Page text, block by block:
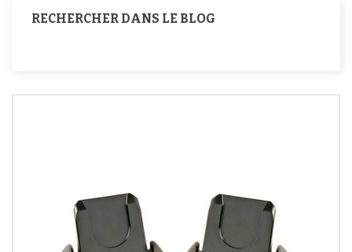
RECHERCHER DANS LE BLOG